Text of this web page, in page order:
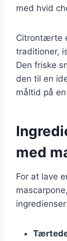
med hvid
Citrontærte
traditioner,
Den friske
den til en
måltid på
med
For at lave